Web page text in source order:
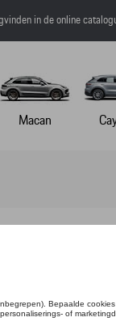
in de online
Macan